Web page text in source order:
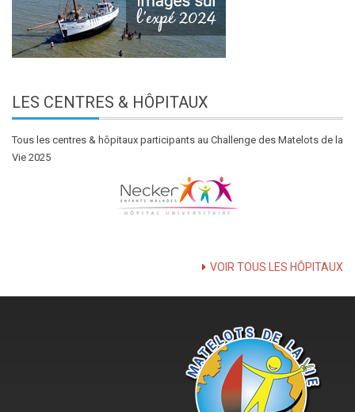
LES CENTRES & HÔPITAUX
Tous les centres & hôpitaux participants au Challenge des Matelots de la
Vie 2025
VOIR TOUS LES HÔPITAUX